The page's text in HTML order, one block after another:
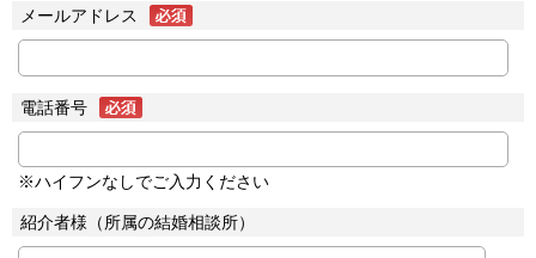
メールアドレス
電話番号
※ハイフンなしでご入力ください
紹介者様（所属の結婚相談所）